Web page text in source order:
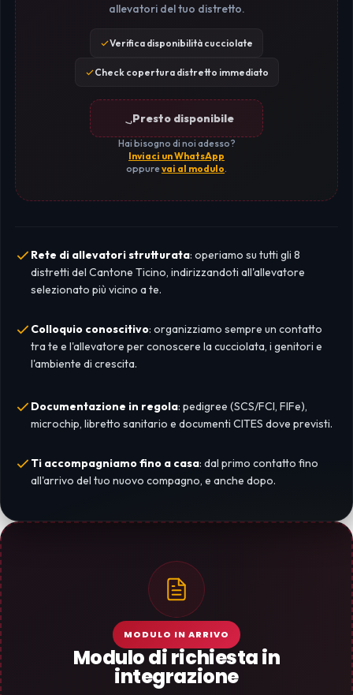
allevatori del tuo distretto.
Verifica disponibilità cucciolate
Check copertura distretto immediato
Presto disponibile
Hai bisogno di noi adesso?
Inviaci un WhatsApp
oppurevai al modulo.
Rete di allevatori strutturata: operiamo su tutti gli 8
distretti del Cantone Ticino, indirizzandoti all'allevatore
selezionato più vicino a te.
Colloquio conoscitivo: organizziamo sempre un contatto
tra te e l'allevatore per conoscere la cucciolata, i genitori e
l'ambiente di crescita.
Documentazione in regola: pedigree (SCS/FCI, FIFe),
microchip, libretto sanitario e documenti CITES dove previsti.
Ti accompagniamo fino a casa: dal primo contatto fino
all'arrivo del tuo nuovo compagno, e anche dopo.
MODULO IN ARRIVO
Modulo di richiesta in
integrazione